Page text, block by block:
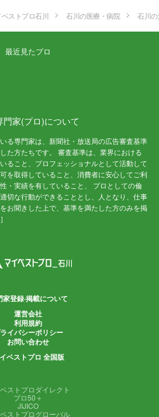
ベストプロ石川 石川の医療・病院 石川
最近見たプロ
門家(プロ)について
る専門家は、新聞社・放送局の広告審査基準
た方たちです。 審査基準は、業界における
ること、プロフェッショナルとして活動して
を取得していること、消費者に安心してご利
・実績を有していること、 プロとしての倫
切な行動ができることとし、人となり、仕事
お聞きした上で、基準を満たした方のみを掲
］
家登録·掲載について
運営会社
利用規約
イバシーポリシー
お問い合わせ
ベストプロ 全国版
ストプロダイレクト
プロ50＋
JIJICO
ストプログローバル